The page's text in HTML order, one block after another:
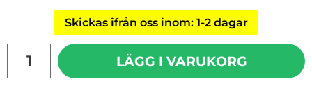
Skickas ifrån oss inom: 1-2 dagar
LÄGG I VARUKORG